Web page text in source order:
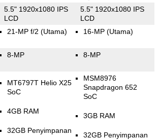
5.5" 1920x1080 IPS
LCD
5.5" 1920x1080 IPS
LCD
21-MP f/2 (Utama) 16-MP (Utama)
8-MP 8-MP
MT6797T Helio X25
SoC
4GB RAM
32GB Penyimpanan
MSM8976
Snapdragon 652
SoC
3GB RAM
32GB Penyimpanan